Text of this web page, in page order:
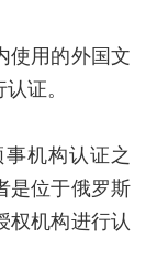
用的外国文
证。
机构认证之
是位于俄罗斯
权机构进行认